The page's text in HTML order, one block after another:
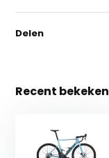
Delen
Recent bekeken